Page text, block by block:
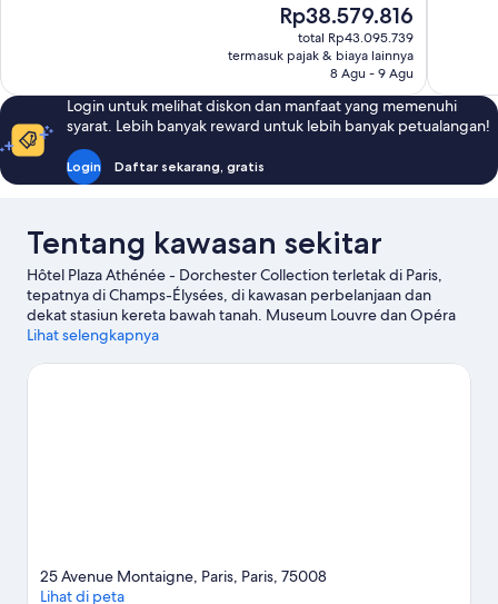
Harga
sekarang
Rp38.579.816
Rp38.579.816
total Rp43.095.739
termasuk pajak & biaya lainnya
8 Agu - 9 Agu
Login untuk melihat diskon dan manfaat yang memenuhi
syarat. Lebih banyak reward untuk lebih banyak petualangan!
Login Daftar sekarang, gratis
Tentang kawasan sekitar
Hôtel Plaza Athénée - Dorchester Collection terletak di Paris,
tepatnya di Champs-Élysées, di kawasan perbelanjaan dan
dekat stasiun kereta bawah tanah. Museum Louvre dan Opéra
Garnier merupakan objek wisata budaya unggulan, temukan
serta Notre-Dame. Ingin menikmati suatu kegiatan atau
Lihat selengkapnya
25 Avenue Montaigne, Paris, Paris, 75008
Lihat di peta